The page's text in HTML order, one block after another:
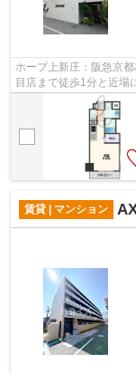
ホープ上新庄：阪急京
目店まで徒歩1分と近場
レベーター付きです。自
賃貸 | マンション